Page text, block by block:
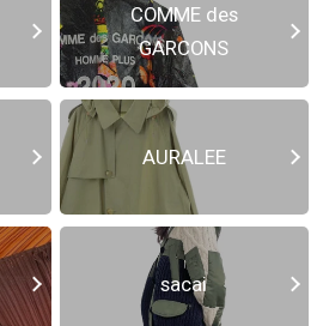
COMME des
GARCONS
AURALEE
sacai